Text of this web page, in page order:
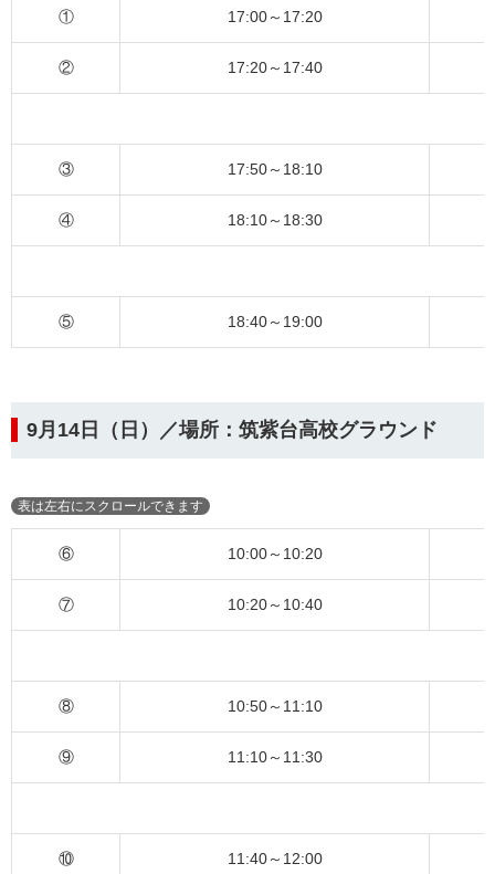
① 17:00～17:20
② 17:20～17:40
③ 17:50～18:10
④ 18:10～18:30
⑤ 18:40～19:00
9月14日（日）／場所：筑紫台高校グラウンド
⑥ 10:00～10:20
⑦ 10:20～10:40
⑧ 10:50～11:10
⑨ 11:10～11:30
⑩ 11:40～12:00